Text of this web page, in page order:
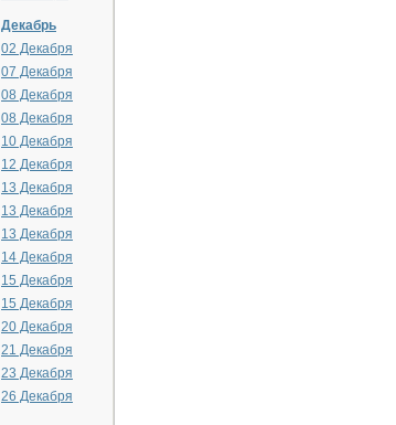
Декабрь
02 Декабря
07 Декабря
08 Декабря
08 Декабря
10 Декабря
12 Декабря
13 Декабря
13 Декабря
13 Декабря
14 Декабря
15 Декабря
15 Декабря
20 Декабря
21 Декабря
23 Декабря
26 Декабря